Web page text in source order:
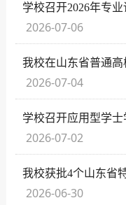
学校召开2026年专
2026-07-06
2026-07-04
学校召开应用型学
2026-07-02
我校获批4个山东省
2026-06-30